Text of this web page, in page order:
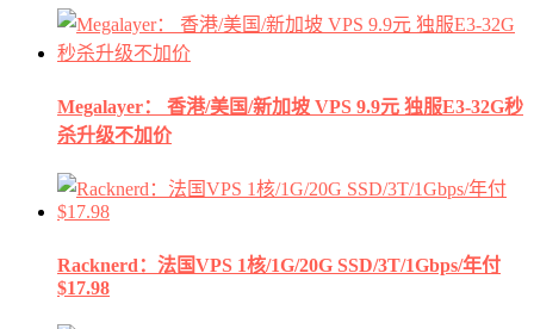
Megalayer： 香港/美国/新加坡 VPS 9.9元 独服E3-32G秒
杀升级不加价
Racknerd：法国VPS 1核/1G/20G SSD/3T/1Gbps/年付
$17.98